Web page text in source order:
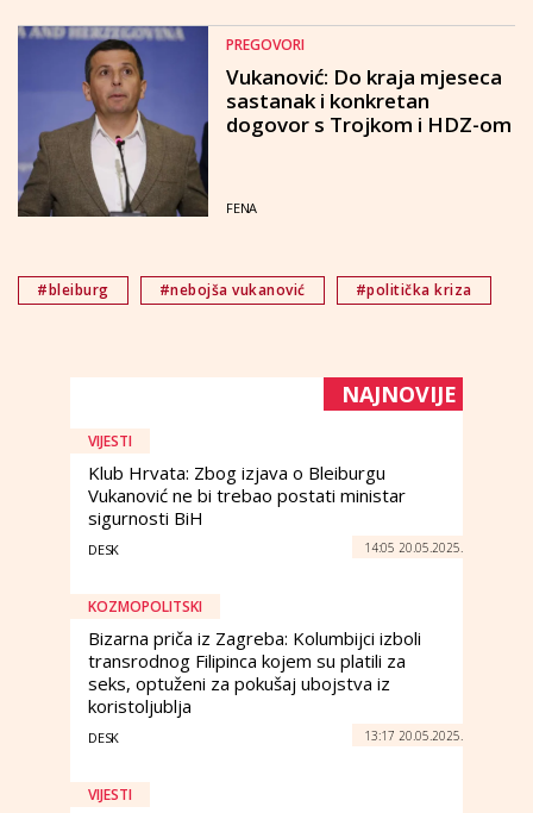
PREGOVORI
Vukanović: Do kraja mjeseca
sastanak i konkretan
dogovor s Trojkom i HDZ-om
FENA
#bleiburg #nebojša vukanović #politička kriza
NAJNOVIJE
VIJESTI
Klub Hrvata: Zbog izjava o Bleiburgu
Vukanović ne bi trebao postati ministar
sigurnosti BiH
DESK 14:05 20.05.2025.
KOZMOPOLITSKI
Bizarna priča iz Zagreba: Kolumbijci izboli
transrodnog Filipinca kojem su platili za
seks, optuženi za pokušaj ubojstva iz
koristoljublja
DESK 13:17 20.05.2025.
VIJESTI